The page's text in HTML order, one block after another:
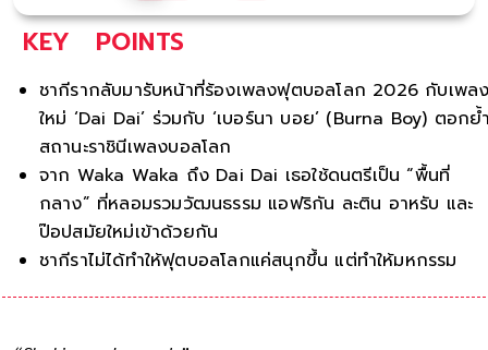
KEY POINTS
ชากีรากลับมารับหน้าที่ร้องเพลงฟุตบอลโลก 2026 กับเพล
ใหม่ ‘Dai Dai’ ร่วมกับ ‘เบอร์นา บอย’ (Burna Boy) ตอกย้
สถานะราชินีเพลงบอลโลก
จาก Waka Waka ถึง Dai Dai เธอใช้ดนตรีเป็น “พื้นที่
กลาง” ที่หลอมรวมวัฒนธรรม แอฟริกัน ละติน อาหรับ และ
ป๊อปสมัยใหม่เข้าด้วยกัน
ชากีราไม่ได้ทำให้ฟุตบอลโลกแค่สนุกขึ้น แต่ทำให้มหกรรมกีฬ